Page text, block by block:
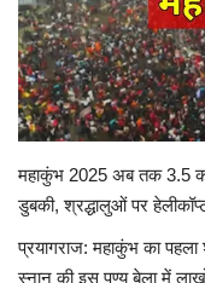
राजनीति
राज्य
मनोरंजन
महाकुंभ 2025 अब तक 3.5
डुबकी, श्रद्धालुओं पर
प्रयागराज: महाकुंभ का
स्नान की इस पुण्य बेला में